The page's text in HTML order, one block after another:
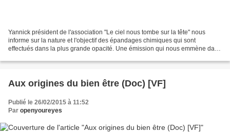
Yannick président de l'association "Le ciel nous tombe sur la tête" nous
informe sur la nature et l'objectif des épandages chimiques qui sont
effectués dans la plus grande opacité. Une émission qui nous emmène dans
Aux origines du bien être (Doc) [VF]
Publié le 26/02/2015 à 11:52
Par openyoureyes